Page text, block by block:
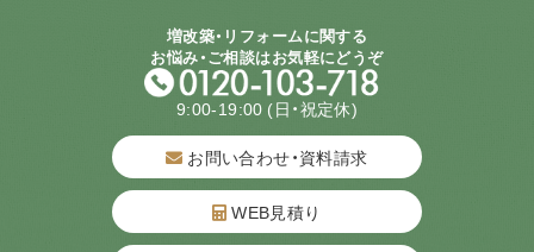
増改築・リフォームに関する
お悩み・ご相談はお気軽にどうぞ
9:00-19:00 (日・祝定休)
お問い合わせ・資料請求
WEB見積り